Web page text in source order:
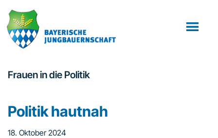
Inhalt
springen
Fußzeile
springen
Frauen in die Politik
Politik hautnah
18. Oktober 2024